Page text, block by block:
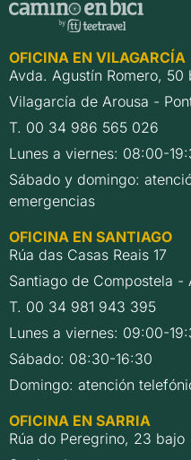
OFICINA EN VILAGARCÍA
Avda. Agustín Romero, 50
Vilagarcía de Arousa -
T. 00 34 986 565 026
Lunes a viernes: 08:00-
Sábado y domingo:
emergencias
OFICINA EN SANTIAGO
Rúa das Casas Reais 17
Santiago de Compostela -
T. 00 34 981 943 395
Lunes a viernes: 09:00-
Sábado: 08:30-16:30
Domingo: atención
OFICINA EN SARRIA
Rúa do Peregrino, 23 bajo